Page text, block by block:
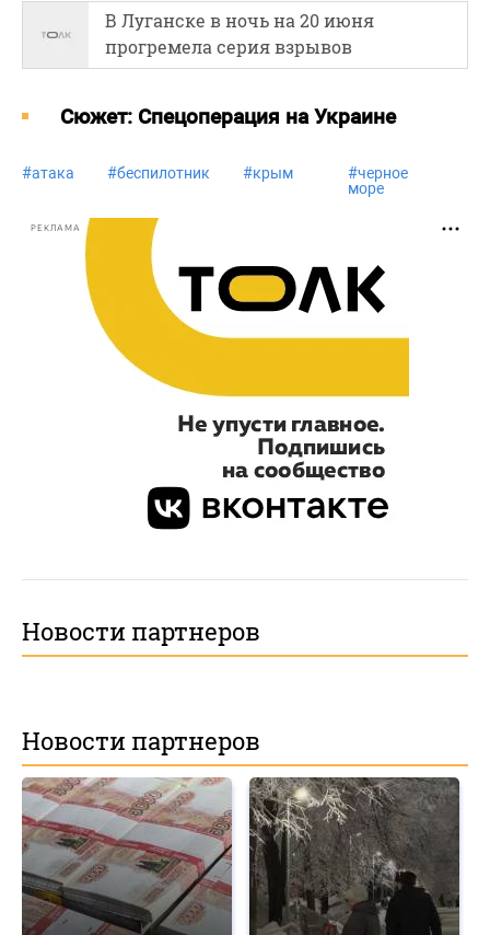
В Луганске в ночь на 20 июня
прогремела серия взрывов
Cюжет: Спецоперация на Украине
#атака #беспилотник #крым #черное
море
РЕКЛАМА
Новости партнеров
Новости партнеров